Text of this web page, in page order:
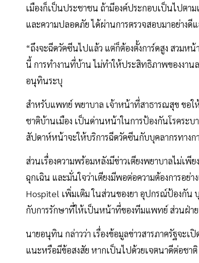
เมืองก็เป็นประชาชน ถ้ามีองค์ประกอบเป็นไปตา
และความปลอดภัย ได้ผ่านการตรวจสอบมาอย่าง
“ถึงจะฉีดวัคซีนไปแล้ว แต่ก็ต้องตั้งการ์ดสูง สวมห
นี้ การทำงานที่บ้าน ไม่ทำให้ประสิทธิภาพของงาน
อนุทินระบุ
สำหรับแพทย์ พยาบาล เจ้าหน้าที่สาธารณสุข ขอใ
ชาติบ้านเมือง เป็นด่านหน้าในการป้องกันโรคระบ
สัปดาห์หน้าจะให้บริการฉีดวัคซีนกับบุคลากรทาง
ส่วนเรื่องความพร้อมหลังมีข่าวเตียงพยาบาลไม่เ
ฉุกเฉิน และมั่นใจว่าเตียงมีพอต่อความต้องการอย่
Hospitel เพิ่มเติม ในส่วนของยา อุปกรณ์ป้องกัน
กับการรักษาที่ให้เป็นหน้าที่ของทีมแพทย์ ส่วนฝ่า
นายอนุทิน กล่าวว่า เรื่องข้อมูลข่าวสารภาครัฐจะ
แนะหรือมีข้อสงสัย หากเป็นไปด้วยเจตนาดีต่อช